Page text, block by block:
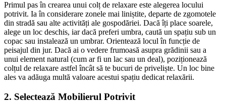
Primul pas în crearea unui colț de relaxare este alegerea locului
potrivit. Ia în considerare zonele mai liniștite, departe de zgomotele
din stradă sau alte activități ale gospodăriei. Dacă îți place soarele,
alege un loc deschis, iar dacă preferi umbra, caută un spațiu sub un
copac sau instalează un umbrar. Orientează locul în funcție de
peisajul din jur. Dacă ai o vedere frumoasă asupra grădinii sau a
unui element natural (cum ar fi un lac sau un deal), poziționează
colțul de relaxare astfel încât să te bucuri de priveliște. Un loc bine
ales va adăuga multă valoare acestui spațiu dedicat relaxării.
2. Selectează Mobilierul Potrivit